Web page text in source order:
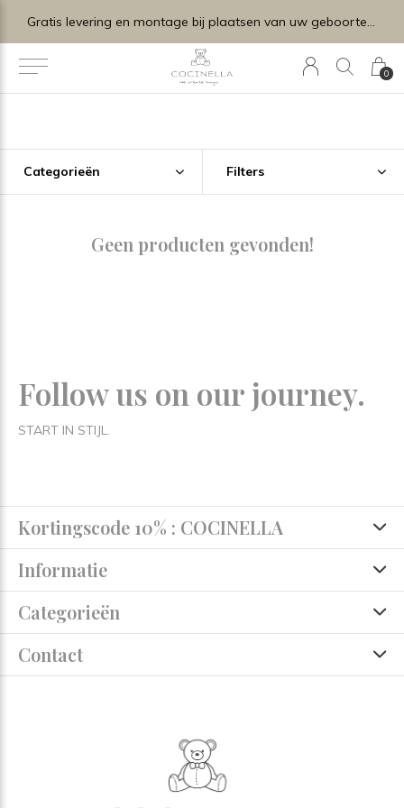
0
Gratis levering en montage bij plaatsen van uw geboortelijstje.
Categorieën Filters
Geen producten gevonden!
Follow us on our journey.
START IN STIJL.
Kortingscode 10% : COCINELLA
Informatie
Categorieën
Contact